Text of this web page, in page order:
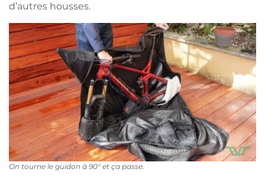
d’autres housses.
On tourne le guidon à 90° et ça passe.